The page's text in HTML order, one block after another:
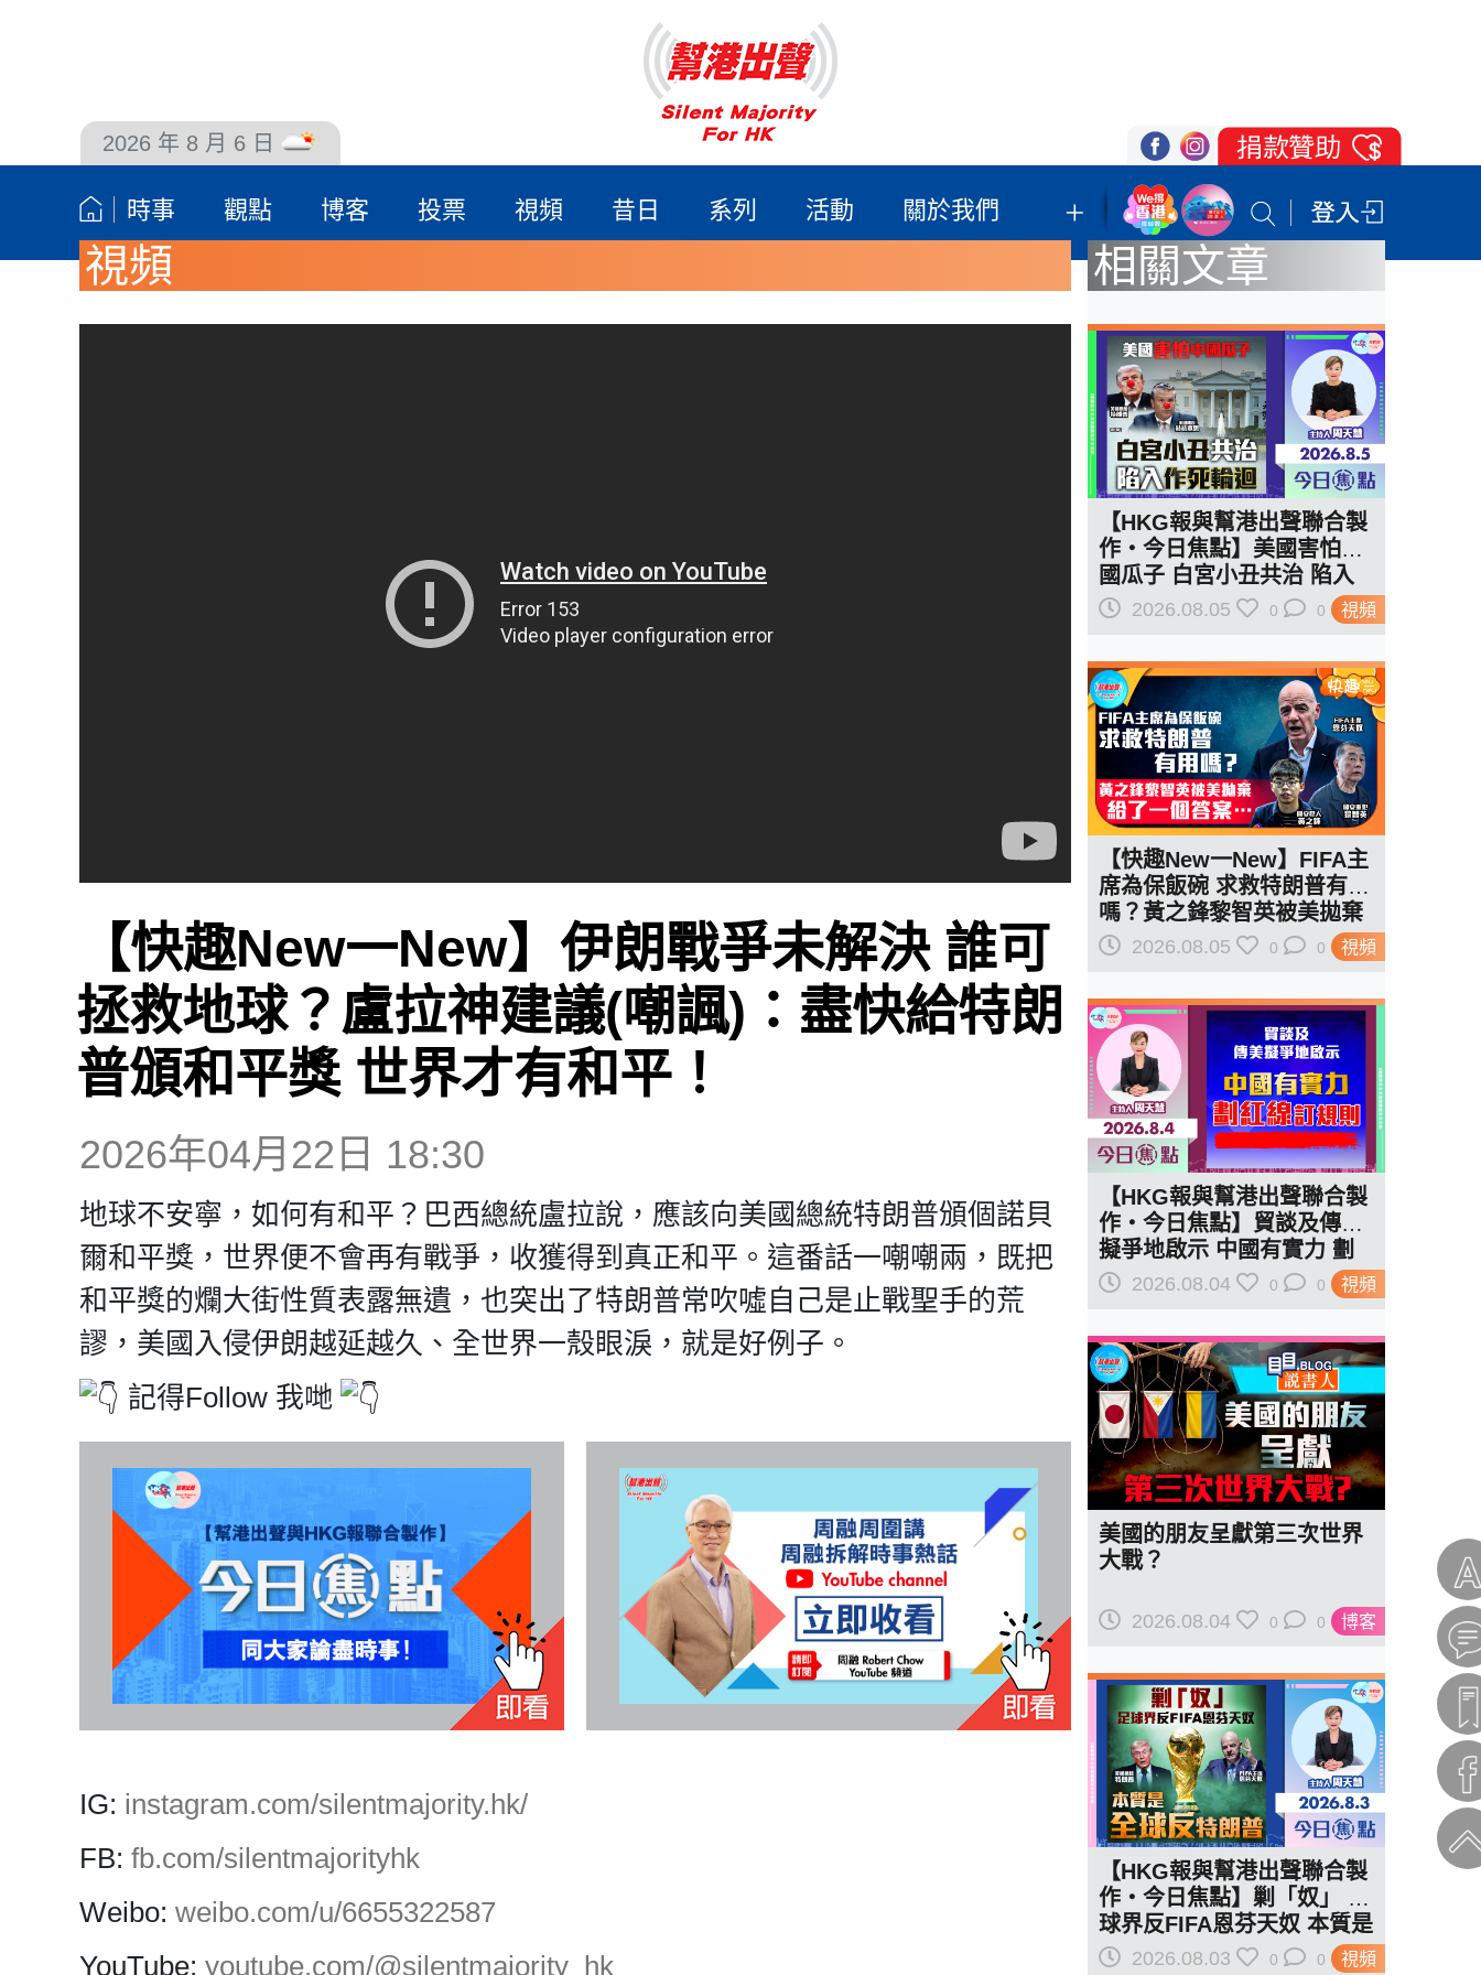
2026 年 8 月 6 日
時事 觀點 博客 投票 視頻 昔日 系列 活動 關於我們 我們的立場 登記支持 聯絡我們
視頻
【快趣New一New】伊朗戰爭未解決 誰可
拯救地球？盧拉神建議(嘲諷)：盡快給特朗
普頒和平獎 世界才有和平！
2026年04月22日 18:30
地球不安寧，如何有和平？巴西總統盧拉說，應該向美國總統特朗普頒個諾貝
爾和平獎，世界便不會再有戰爭，收獲得到真正和平。這番話一嘲嘲兩，既把
和平獎的爛大街性質表露無遺，也突出了特朗普常吹噓自己是止戰聖手的荒
謬，美國入侵伊朗越延越久、全世界一殼眼淚，就是好例子。
記得Follow 我哋
IG: instagram.com/silentmajority.hk/
FB: fb.com/silentmajorityhk
Weibo: weibo.com/u/6655322587
YouTube: youtube.com/@silentmajority_hk
相關文章
視頻
【HKG報與幫港出聲聯合製
作‧今日焦點】美國害怕中
國瓜子 白宮小丑共治 陷入
作死輪迴
2026.08.05 0 0
視頻
【快趣New一New】FIFA主
席為保飯碗 求救特朗普有用
嗎？黃之鋒黎智英被美拋棄
給了一個答案…
2026.08.05 0 0
視頻
【HKG報與幫港出聲聯合製
作‧今日焦點】貿談及傳美
擬爭地啟示 中國有實力 劃
紅線訂規則
2026.08.04 0 0
博客
美國的朋友呈獻第三次世界
大戰？
2026.08.04 0 0
視頻
【HKG報與幫港出聲聯合製
作‧今日焦點】剿「奴」 足
球界反FIFA恩芬天奴 本質是
全球反特朗普
2026.08.03 0 0